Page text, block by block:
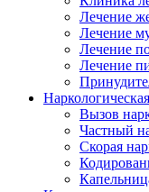
Лечение
Лечение
Лечение
Лечение
Вызов
Частный
Скорая